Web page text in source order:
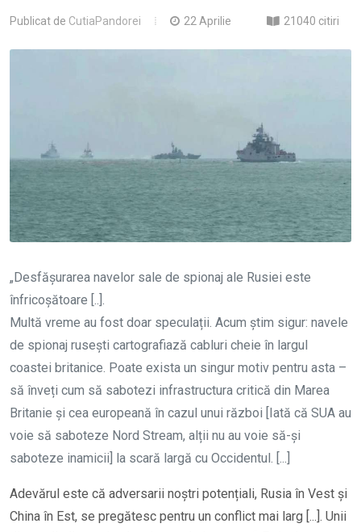
Publicat de CutiaPandorei 22 Aprilie 21040 citiri
„Desfășurarea navelor sale de spionaj ale Rusiei este
înfricoșătoare [..].
Multă vreme au fost doar speculații. Acum știm sigur: navele
de spionaj rusești cartografiază cabluri cheie în largul
coastei britanice. Poate exista un singur motiv pentru asta –
să înveți cum să sabotezi infrastructura critică din Marea
Britanie și cea europeană în cazul unui război [Iată că SUA au
voie să saboteze Nord Stream, alții nu au voie să-și
saboteze inamicii] la scară largă cu Occidentul. [...]
Adevărul este că adversarii noștri potențiali, Rusia în Vest și
China în Est, se pregătesc pentru un conflict mai larg [...]. Unii